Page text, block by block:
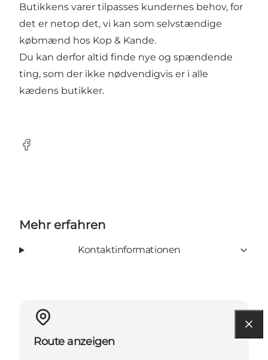
Butikkens varer tilpasses kundernes behov, for
det er netop det, vi kan som selvstændige
købmænd hos Kop & Kande.
Du kan derfor altid finde nye og spændende
ting, som der ikke nødvendigvis er i alle
kædens butikker.
Facebook
Mehr erfahren
Kontaktinformationen
Route anzeigen